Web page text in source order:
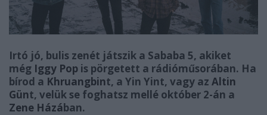
Irtó jó, bulis zenét játszik a Sababa 5, akiket
még Iggy Pop is pörgetett a rádióműsorában. Ha
bírod a Khruangbint, a Yin Yint, vagy az Altin
Günt, velük se foghatsz mellé október 2-án a
Zene Házában.